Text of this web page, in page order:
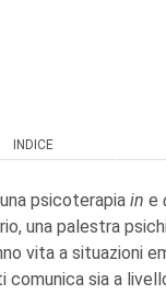
INDICE
psicoterapia in e
una palestra
vita a situazioni
sia a